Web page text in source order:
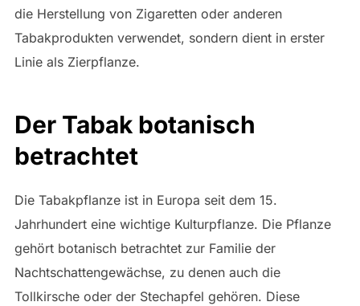
die Herstellung von Zigaretten oder anderen
Tabakprodukten verwendet, sondern dient in erster
Linie als Zierpflanze.
Der Tabak botanisch
betrachtet
Die Tabakpflanze ist in Europa seit dem 15.
Jahrhundert eine wichtige Kulturpflanze. Die Pflanze
gehört botanisch betrachtet zur Familie der
Nachtschattengewächse, zu denen auch die
Tollkirsche oder der Stechapfel gehören. Diese